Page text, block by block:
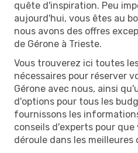
quête d'inspiration. Peu
aujourd'hui, vous êtes au
nous avons des offres
de Gérone à Trieste.
Vous trouverez ici toutes
nécessaires pour réserver
Gérone avec nous, ainsi
d'options pour tous les
fournissons les
conseils d'experts pour
déroule dans les meilleures